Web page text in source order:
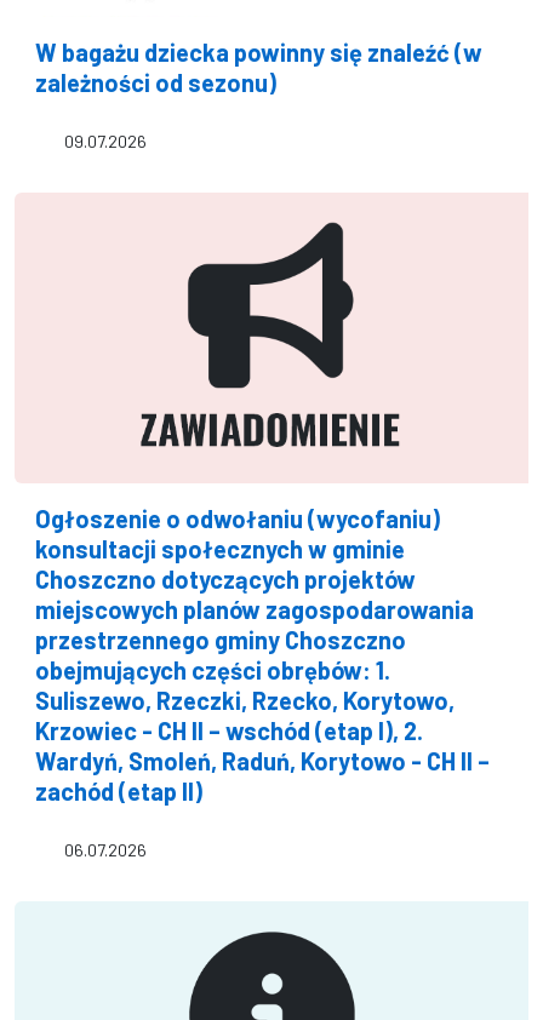
W bagażu dziecka powinny się znaleźć (w
zależności od sezonu)
09.07.2026
Ogłoszenie o odwołaniu (wycofaniu)
konsultacji społecznych w gminie
Choszczno dotyczących projektów
miejscowych planów zagospodarowania
przestrzennego gminy Choszczno
obejmujących części obrębów: 1.
Suliszewo, Rzeczki, Rzecko, Korytowo,
Krzowiec - CH II – wschód (etap I), 2.
Wardyń, Smoleń, Raduń, Korytowo - CH II –
zachód (etap II)
06.07.2026